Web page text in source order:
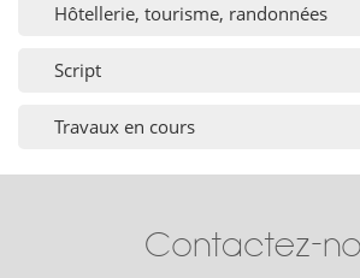
Hôtellerie, tourisme, randonnées
Script
Travaux en cours
Contactez-